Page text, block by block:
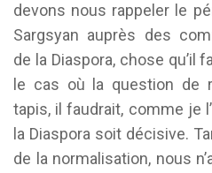
devons nous rappeler le
Sargsyan auprès des
de la Diaspora, chose qu’il
le cas où la question de
tapis, il faudrait, comme je
la Diaspora soit décisive.
de la normalisation, nous